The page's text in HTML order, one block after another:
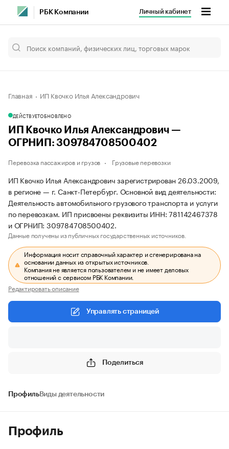
РБК Компании Личный кабинет
Главная ИП Квочко Илья Александрович
ДЕЙСТВУЕТОБНОВЛЕНО
ИП Квочко Илья Александрович —
ОГРНИП: 309784708500402
Перевозка пассажиров и грузов Грузовые перевозки
ИП Квочко Илья Александрович зарегистрирован 26.03.2009,
в регионе — г. Санкт-Петербург. Основной вид деятельности:
Деятельность автомобильного грузового транспорта и услуги
по перевозкам. ИП присвоены реквизиты ИНН: 781142467378
и ОГРНИП: 309784708500402.
Данные получены из публичных государственных источников.
Информация носит справочный характер и сгенерирована на
основании данных из открытых источников.
Компания не является пользователем и не имеет деловых
отношений с сервисом РБК Компании.
Редактировать описание
Управлять страницей
Поделиться
ПрофильВиды деятельности
Профиль